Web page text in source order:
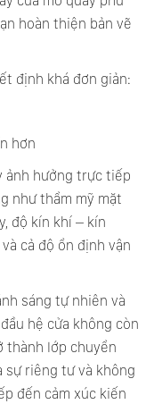
hoàn thiện bản vẽ
định khá đơn giản:
hơn
ảnh hưởng trực tiếp
như thẩm mỹ mặt
độ kín khí – kín
cả độ ổn định vận
sáng tự nhiên và
hệ cửa không còn
thành lớp chuyển
riêng tư và không
đến cảm xúc kiến